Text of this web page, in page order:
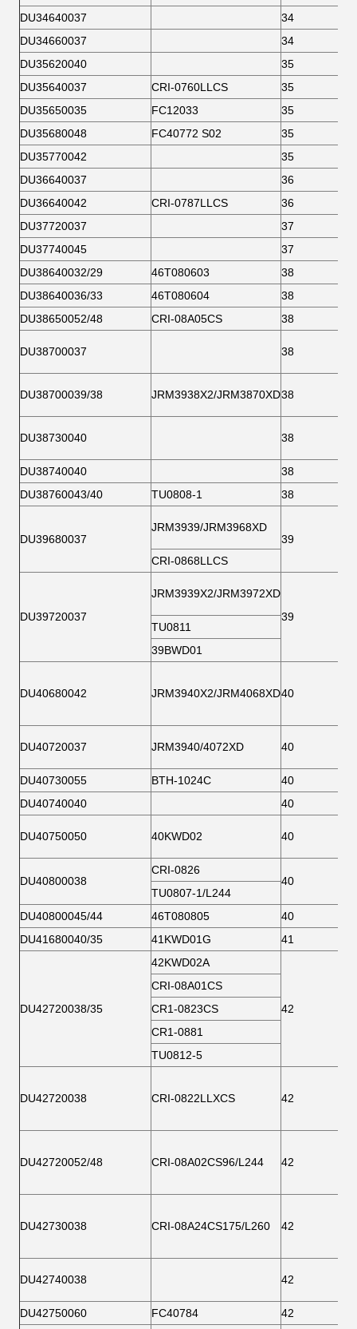
DU34640037
34
DU34660037
34
DU35620040
35
DU35640037
CRI-0760LLCS
35
DU35650035
FC12033
35
DU35680048
FC40772 S02
35
DU35770042
35
DU36640037
36
DU36640042
CRI-0787LLCS
36
DU37720037
37
DU37740045
37
DU38640032/29
46T080603
38
DU38640036/33
46T080604
38
DU38650052/48
CRI-08A05CS 38
DU38700037 38
DU38700039/38 JRM3938X2/JRM3870XD38
DU38730040 38
DU38740040
38
DU38760043/40
TU0808-1 38
DU39680037
JRM3939/JRM3968XD
39
CRI-0868LLCS
DU39720037
JRM3939X2/JRM3972XD
39
TU0811
39BWD01
DU40680042 JRM3940X2/JRM4068XD40
DU40720037 JRM3940/4072XD 40
DU40730055 BTH-1024C
40
DU40740040
40
DU40750050 40KWD02 40
DU40800038
CRI-0826
40
TU0807-1/L244
DU40800045/44
46T080805
40
DU41680040/35
41KWD01G 41
DU42720038/35
42KWD02A
42
CRI-08A01CS
CR1-0823CS
CR1-0881
TU0812-5
DU42720038 CRI-0822LLXCS 42
DU42720052/48 CRI-08A02CS96/L244 42
DU42730038 CRI-08A24CS175/L260 42
DU42740038 42
DU42750060 FC40784 42